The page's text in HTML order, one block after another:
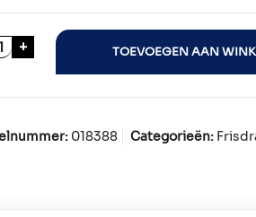
sparkling P.E.T.
+ TOEVOEGEN AAN
018388 Categorieën: